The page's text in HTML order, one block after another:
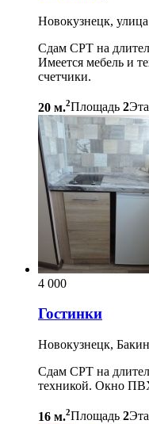
Новокузнецк,
Сдам СРТ на
Имеется мебель и
счетчики.
20 м.2Площадь 2
4 000
Гостинки
Новокузнецк,
Сдам СРТ на
техникой. Окно
16 м.2Площадь 2